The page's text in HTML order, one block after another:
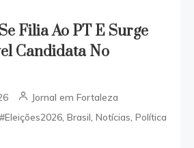
Filia Ao PT E Surge
Candidata No
Jornal em Fortaleza
#Eleições2026 Brasil Notícias Política